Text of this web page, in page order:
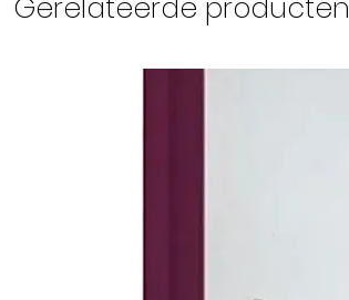
Gerelateerde producten